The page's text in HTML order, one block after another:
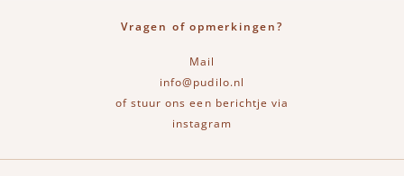
Vragen of opmerkingen?
Mail
info@pudilo.nl
of stuur ons een berichtje via
instagram